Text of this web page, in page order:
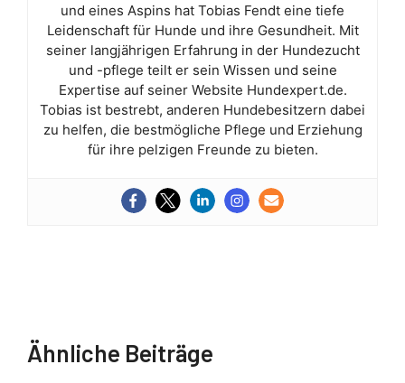
und eines Aspins hat Tobias Fendt eine tiefe
Leidenschaft für Hunde und ihre Gesundheit. Mit
seiner langjährigen Erfahrung in der Hundezucht
und -pflege teilt er sein Wissen und seine
Expertise auf seiner Website Hundexpert.de.
Tobias ist bestrebt, anderen Hundebesitzern dabei
zu helfen, die bestmögliche Pflege und Erziehung
für ihre pelzigen Freunde zu bieten.
Ähnliche Beiträge